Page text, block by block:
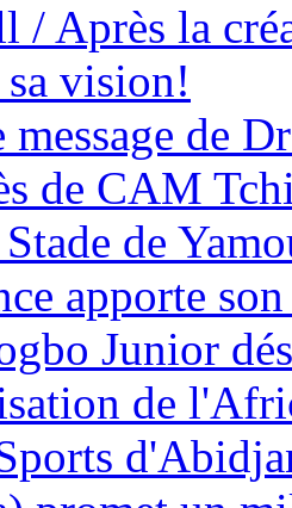
/ Après la
vision!
de
de CAM
de
apporte
Junior
de